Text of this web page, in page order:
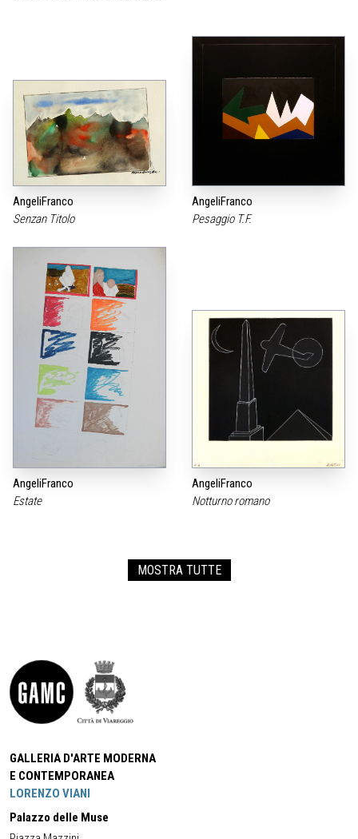
AngeliFranco
Senzan Titolo
AngeliFranco
Pesaggio T.F.
AngeliFranco
Estate
AngeliFranco
Notturno romano
MOSTRA TUTTE
GALLERIA D'ARTE MODERNA
E CONTEMPORANEA
LORENZO VIANI
Palazzo delle Muse